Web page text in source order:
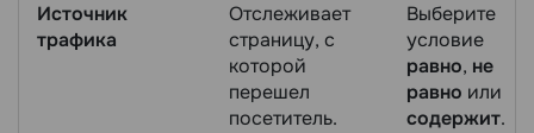
Источник
трафика
Отслеживает
страницу, с
которой
перешел
посетитель.
Выберите
условие
равно, не
равно или
содержит.